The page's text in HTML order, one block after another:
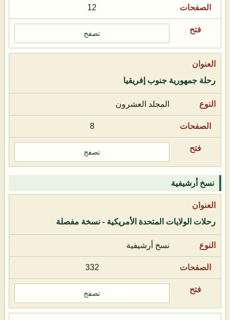
12
تصفح
رحلة جمهورية جنوب إفريقيا
المجلد العشرون
8
تصفح
نسخ أرشيفية
رحلات الولايات المتحدة الأمريكية - نسخة مفصلة
نسخ أرشيفية
332
تصفح